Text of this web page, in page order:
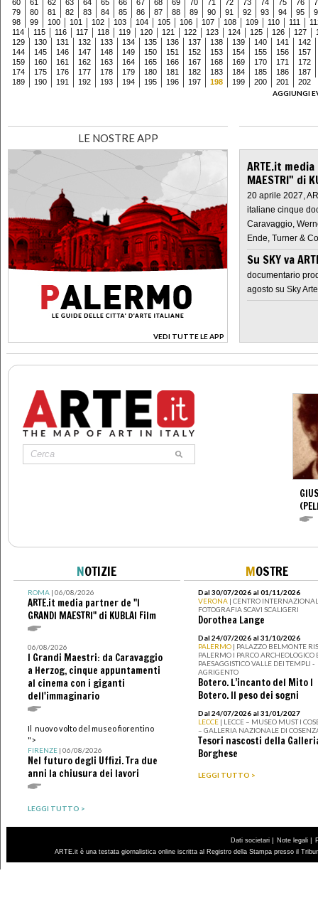
60 61 62 63 64 65 66 67 68 69 70 71 72 73 74 75 76
79
80 81 82 83 84 85 86 87 88 89 90 91 92 93 94 95
98
99 100 101 102 103 104 105 106 107 108 109 110 111
114
115 116 117 118 119 120 121 122 123 124 125 126 127
129
130 131 132 133 134 135 136 137 138 139 140 141
142
144
145 146 147 148 149 150 151 152 153 154 155 156
157
159
160 161 162 163 164 165 166 167 168 169 170 171
172
174
175 176 177 178 179 180 181 182 183 184 185 186
187
189
190 191 192 193 194 195 196 197 198 199 200 201
202
AGGIUNGI
LE NOSTRE APP
VEDI TUTTE LE APP
>
ARTE.it
MAESTRI" di
20 aprile 2027,
italiane cinque
Caravaggio,
Ende, Turner &
Su SKY va
documentario
agosto su Sky Arte
NOTIZIE
ROMA| 06/08/2026
ARTE.it media partner de "I
GRANDI MAESTRI" di KUBLAI Film
06/08/2026
I Grandi Maestri: da Caravaggio
a Herzog, cinque appuntamenti
al cinema con i giganti
dell'immaginario
Il nuovo volto del museo fiorentino
">
FIRENZE| 06/08/2026
Nel futuro degli Uffizi. Tra due
anni la chiusura dei lavori
LEGGI TUTTO >
MOSTRE
Dal 30/07/2026 al 01/11/2026
VERONA | CENTRO
FOTOGRAFIA SCAVI SCALIGERI
Dorothea Lange
Dal 24/07/2026 al 31/10/2026
PALERMO | PALAZZO BELMONTE
PALERMO I PARCO ARCHEOLOGICO
PAESAGGISTICO VALLE DEI TEMPLI -
AGRIGENTO
Botero. L’incanto del Mito I
Botero. Il peso dei sogni
Dal 24/07/2026 al 31/01/2027
LECCE | LECCE – MUSEO MUST I
– GALLERIA NAZIONALE DI
Tesori nascosti della
Borghese
LEGGI TUTTO >
Dati societari | Note legali |
ARTE.it è una testata giornalistica online iscritta al Registro della Stampa presso il